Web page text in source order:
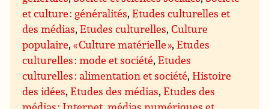
et culture : généralités,Etudes culturelles et
des médias,Etudes culturelles,Culture
populaire,« Culture matérielle »,Etudes
culturelles : mode et société,Etudes
culturelles : alimentation et société,Histoire
des idées,Etudes des médias,Etudes des